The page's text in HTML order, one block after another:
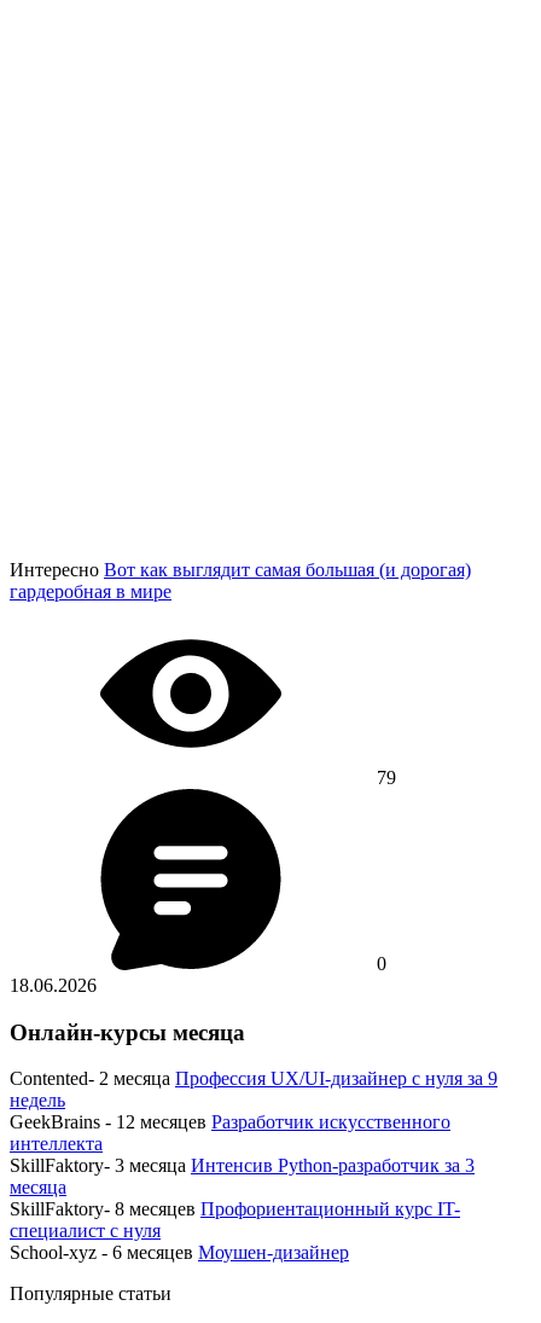
Интересно Вот как выглядит самая большая (и дорогая)
гардеробная в мире
79
0
18.06.2026
Онлайн-курсы месяца
Contented- 2 месяца Профессия UX/UI-дизайнер с нуля за 9
недель
GeekBrains - 12 месяцев Разработчик искусственного
интеллекта
SkillFaktory- 3 месяца Интенсив Python-разработчик за 3
месяца
SkillFaktory- 8 месяцев Профориентационный курс IT-
специалист с нуля
School-xyz - 6 месяцев Моушен-дизайнер
Популярные статьи